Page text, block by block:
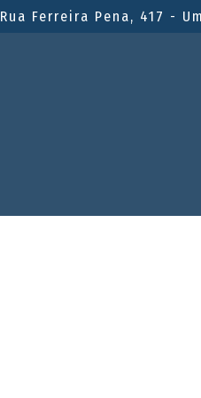
Rua Ferreira Pena, 417 -